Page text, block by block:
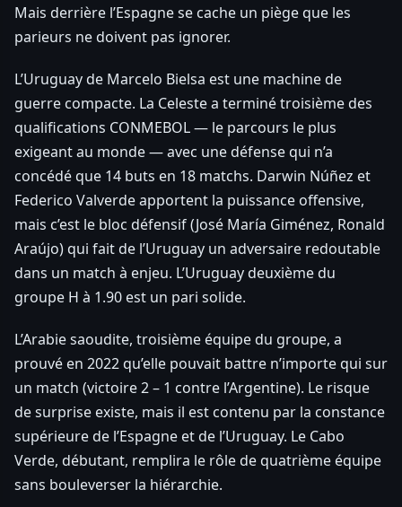
Mais derrière l’Espagne se cache un piège que les
parieurs ne doivent pas ignorer.
L’Uruguay de Marcelo Bielsa est une machine de
guerre compacte. La Celeste a terminé troisième des
qualifications CONMEBOL — le parcours le plus
exigeant au monde — avec une défense qui n’a
concédé que 14 buts en 18 matchs. Darwin Núñez et
Federico Valverde apportent la puissance offensive,
mais c’est le bloc défensif (José María Giménez, Ronald
Araújo) qui fait de l’Uruguay un adversaire redoutable
dans un match à enjeu. L’Uruguay deuxième du
groupe H à 1.90 est un pari solide.
L’Arabie saoudite, troisième équipe du groupe, a
prouvé en 2022 qu’elle pouvait battre n’importe qui sur
un match (victoire 2 – 1 contre l’Argentine). Le risque
de surprise existe, mais il est contenu par la constance
supérieure de l’Espagne et de l’Uruguay. Le Cabo
Verde, débutant, remplira le rôle de quatrième équipe
sans bouleverser la hiérarchie.